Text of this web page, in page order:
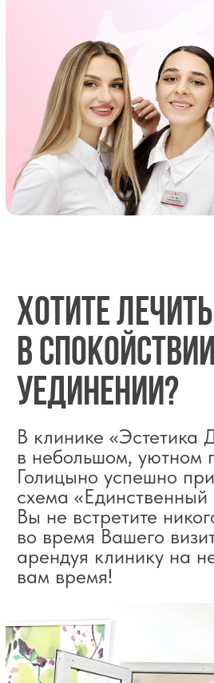
в спокойствии и
уединении?
В клинике «Эстетика Дентал»,
в небольшом, уютном городе
Голицыно успешно применяется
схема «Единственный гость».
Вы не встретите никого более
во время Вашего визита, просто
арендуя клинику на необходимое
вам время!
Возникла проблема с зубами?
Мы решим её максимально быстро.
Просто поставьте нам задачу
и доверьтесь Вашей персональной
Мы ценим Ваше время